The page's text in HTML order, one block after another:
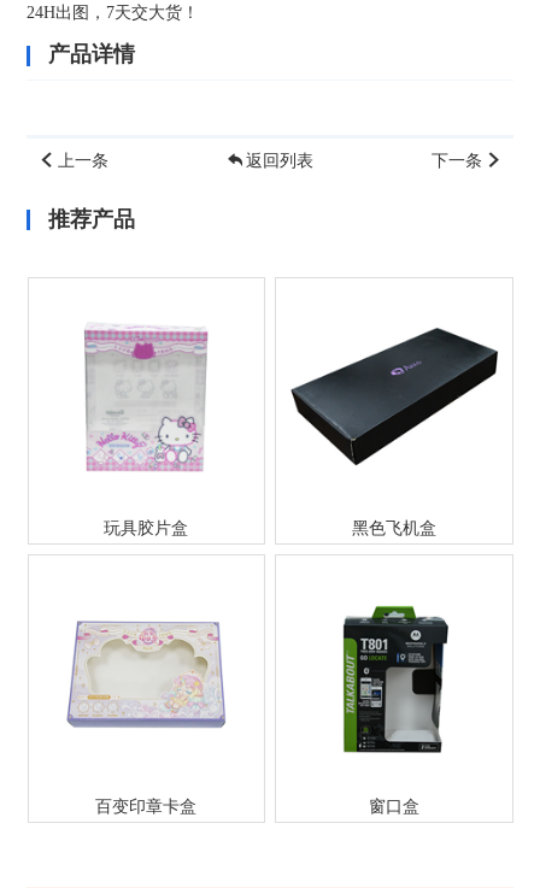
24H出图，7天交大货！
产品详情
上一条 返回列表 下一条
推荐产品
玩具胶片盒 黑色飞机盒
百变印章卡盒 窗口盒